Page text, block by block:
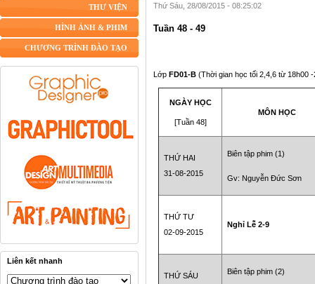
THƯ VIỆN
HÌNH ẢNH & PHIM
CHƯƠNG TRÌNH ĐÀO TẠO
Liên kết nhanh
Thứ Sáu, 28/08/2015 - 08:25:02
Tuần 48 - 49
Lớp FD01-B (Thời gian học tối 2,4,6 từ 18h00
NGÀY HỌC
[Tuần 48]
MÔN HỌC
THỨ HAI
31-08-2015
Biên tập phim (1)
Gv: Nguyễn Đức Sơn
THỨ TƯ
02-09-2015
Nghỉ Lễ 2-9
THỨ SÁU
Biên tập phim (2)